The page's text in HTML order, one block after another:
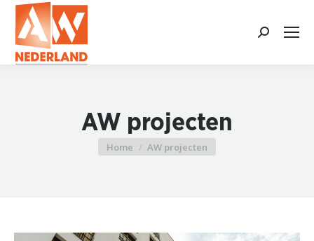
Search:
AW projecten
Je bent hier:
Home AW projecten